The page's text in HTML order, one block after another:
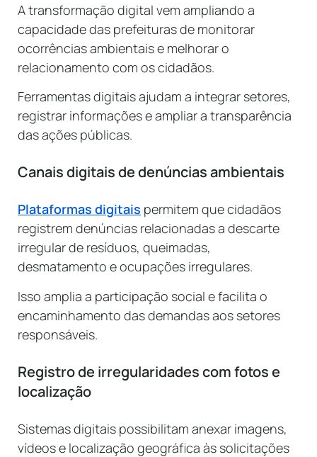
A transformação digital vem ampliando a
capacidade das prefeituras de monitorar
ocorrências ambientais e melhorar o
relacionamento com os cidadãos.
Ferramentas digitais ajudam a integrar setores,
registrar informações e ampliar a transparência
das ações públicas.
Canais digitais de denúncias ambientais
Plataformas digitais permitem que cidadãos
registrem denúncias relacionadas a descarte
irregular de resíduos, queimadas,
desmatamento e ocupações irregulares.
Isso amplia a participação social e facilita o
encaminhamento das demandas aos setores
responsáveis.
Registro de irregularidades com fotos e
localização
Sistemas digitais possibilitam anexar imagens,
vídeos e localização geográfica às solicitações